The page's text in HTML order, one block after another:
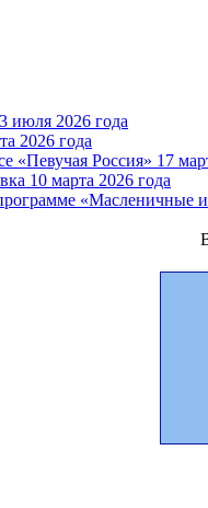
июля 2026 года
2026 года
«Певучая Россия» 17
10 марта 2026 года
«Масленичные